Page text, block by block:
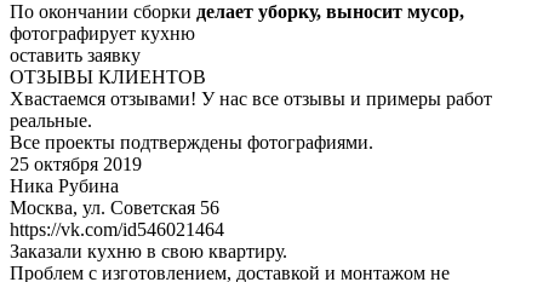
По окончании сборки делает уборку, выносит мусор,
фотографирует кухню
оставить заявку
ОТЗЫВЫ КЛИЕНТОВ
Хвастаемся отзывами! У нас все отзывы и примеры работ
реальные.
Все проекты подтверждены фотографиями.
25 октября 2019
Ника Рубина
Москва, ул. Советская 56
https://vk.com/id546021464
Заказали кухню в свою квартиру.
Проблем с изготовлением, доставкой и монтажом не